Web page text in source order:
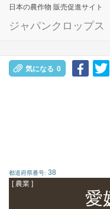
日本の農作物 販売促進サイト
ジャパンクロップス
気になる 0
都道府県番号: 38
[ 農業 ]
愛